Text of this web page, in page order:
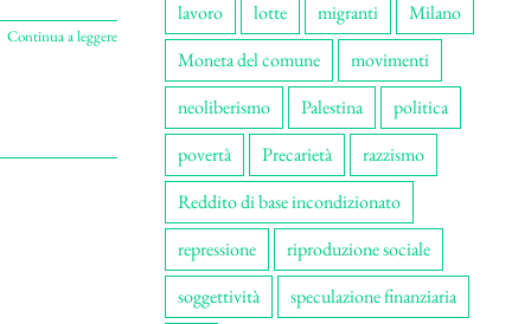
Continua a leggere
lavoro
lotte migranti
Milano
Moneta del comune
movimenti
neoliberismo
Palestina
politica
povertà
Precarietà
razzismo
Reddito di base incondizionato
repressione
riproduzione sociale
soggettività
speculazione finanziaria